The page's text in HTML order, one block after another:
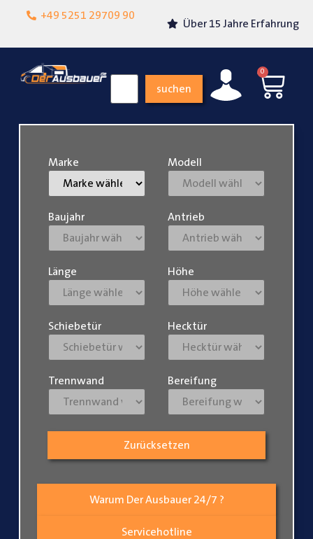
+49 5251 29709 90
Lokalgeschäft in
Über 15 Jahre Erfahrung
suchen
0
Warum Der Ausbauer 24/7 ?
Servicehotline
Marke Modell
Baujahr Antrieb
Länge Höhe
Schiebetür Hecktür
Trennwand Bereifung
Zurücksetzen